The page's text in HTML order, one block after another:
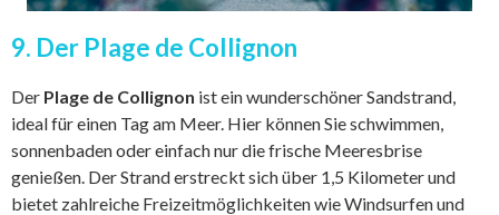
9. Der Plage de Collignon
Der Plage de Collignon ist ein wunderschöner Sandstrand,
ideal für einen Tag am Meer. Hier können Sie schwimmen,
sonnenbaden oder einfach nur die frische Meeresbrise
genießen. Der Strand erstreckt sich über 1,5 Kilometer und
bietet zahlreiche Freizeitmöglichkeiten wie Windsurfen und